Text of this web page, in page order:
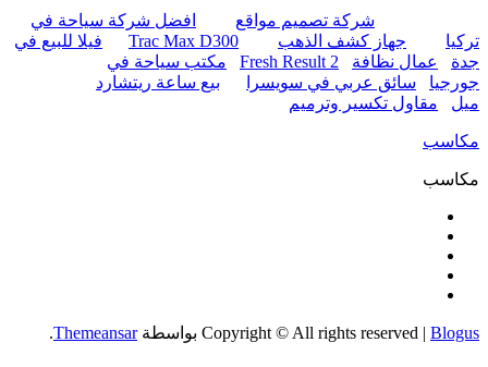
شركة تصميم مواقع
افضل شركة سياحة في
تركيا
جهاز كشف الذهب Trac Max D300
فيلا للبيع في
جدة
عمال نظافة Fresh Result 2
مكتب سياحة في
جورجيا
سائق عربي في سويسرا
بيع ساعة ريتشارد
ميل
مقاول تكسير وترميم
مكاسب
مكاسب
Copyright © All rights reserved Blogus بواسطةThemeansar
.